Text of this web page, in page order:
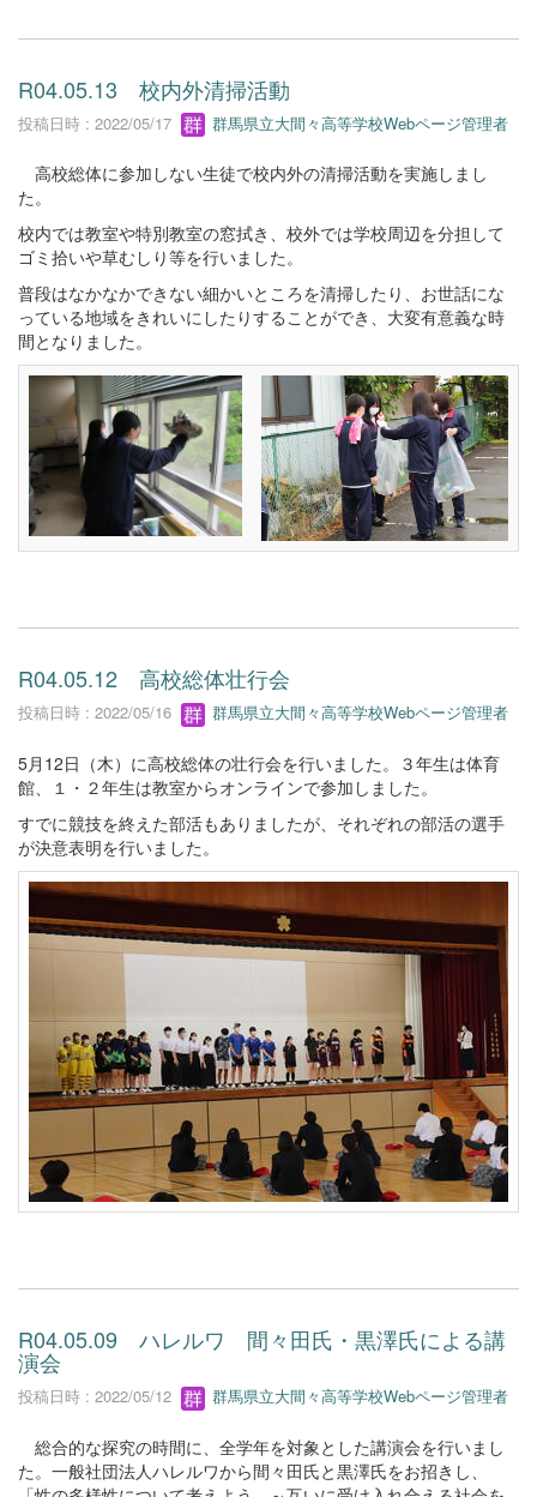
R04.05.13 校内外清掃活動
投稿日時 : 2022/05/17 群馬県立大間々高等学校Webページ管理者
高校総体に参加しない生徒で校内外の清掃活動を実施しまし
た。
校内では教室や特別教室の窓拭き、校外では学校周辺を分担して
ゴミ拾いや草むしり等を行いました。
普段はなかなかできない細かいところを清掃したり、お世話にな
っている地域をきれいにしたりすることができ、大変有意義な時
間となりました。
R04.05.12 高校総体壮行会
投稿日時 : 2022/05/16 群馬県立大間々高等学校Webページ管理者
5月12日（木）に高校総体の壮行会を行いました。３年生は体育
館、１・２年生は教室からオンラインで参加しました。
すでに競技を終えた部活もありましたが、それぞれの部活の選手
が決意表明を行いました。
R04.05.09 ハレルワ 間々田氏・黒澤氏による講
演会
投稿日時 : 2022/05/12 群馬県立大間々高等学校Webページ管理者
総合的な探究の時間に、全学年を対象とした講演会を行いまし
た。一般社団法人ハレルワから間々田氏と黒澤氏をお招きし、